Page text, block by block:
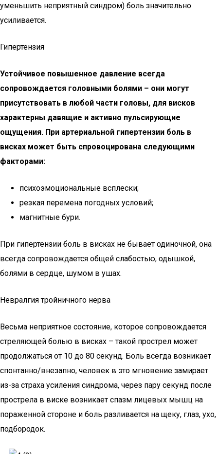
уменьшить неприятный синдром) боль значительно
усиливается.
Гипертензия
Устойчивое повышенное давление всегда
сопровождается головными болями – они могут
присутствовать в любой части головы, для висков
характерны давящие и активно пульсирующие
ощущения. При артериальной гипертензии боль в
висках может быть спровоцирована следующими
факторами:
психоэмоциональные всплески;
резкая перемена погодных условий;
магнитные бури.
При гипертензии боль в висках не бывает одиночной, она
всегда сопровождается общей слабостью, одышкой,
болями в сердце, шумом в ушах.
Невралгия тройничного нерва
Весьма неприятное состояние, которое сопровождается
стреляющей болью в висках – такой прострел может
продолжаться от 10 до 80 секунд. Боль всегда возникает
спонтанно/внезапно, человек в это мгновение замирает
из-за страха усиления синдрома, через пару секунд после
прострела в виске возникает спазм лицевых мышц на
пораженной стороне и боль разливается на щеку, глаз, ухо,
подбородок.